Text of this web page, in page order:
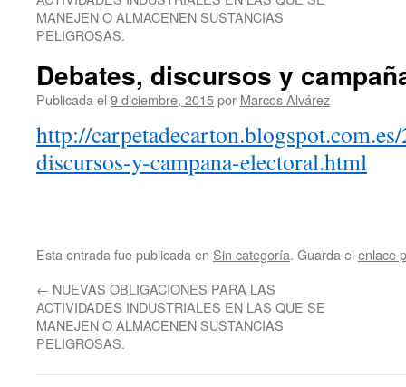
MANEJEN O ALMACENEN SUSTANCIAS
PELIGROSAS.
Debates, discursos y
Publicada el 9 diciembre, 2015por Marcos Alvárez
http://
discursos-y-campana-electoral.html
Esta entrada fue publicada en Sin categoría. Guarda el enlace
← NUEVAS OBLIGACIONES PARA LAS
ACTIVIDADES INDUSTRIALES EN LAS QUE SE
MANEJEN O ALMACENEN SUSTANCIAS
PELIGROSAS.